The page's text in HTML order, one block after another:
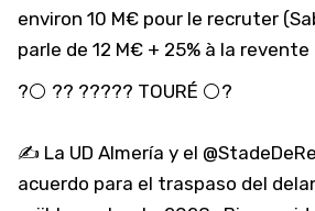
environ 10 M€ pour le recruter
parle de 12 M€ + 25% à la revente
?⚪️ ?? ????? TOURÉ ⚪️?
✍️ La UD Almería y el
acuerdo para el traspaso del